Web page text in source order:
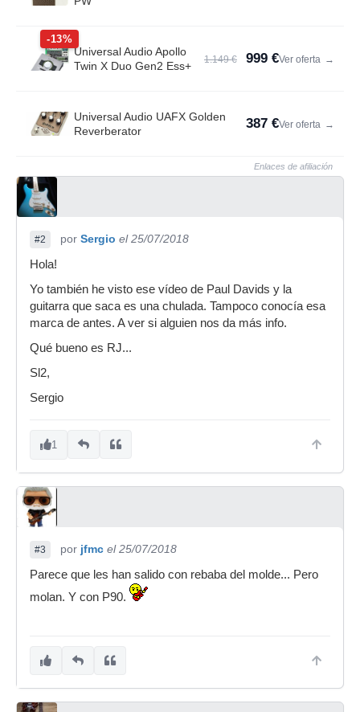
-13%
Universal Audio Apollo
Twin X Duo Gen2 Ess+
1.149 € 999 €Ver oferta →
Universal Audio UAFX Golden
Reverberator
387 €Ver oferta →
Enlaces de afiliación
#2 por Sergio el 25/07/2018
Hola!
Yo también he visto ese vídeo de Paul Davids y la
guitarra que saca es una chulada. Tampoco conocía esa
marca de antes. A ver si alguien nos da más info.
Qué bueno es RJ...
Sl2,
Sergio
1
#3 por jfmc el 25/07/2018
Parece que les han salido con rebaba del molde... Pero
molan. Y con P90.